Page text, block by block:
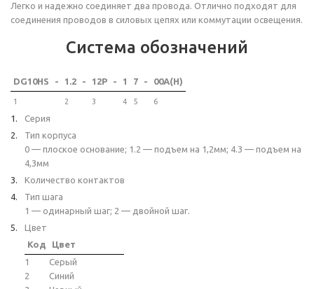
Легко и надежно соединяет два провода. Отлично подходят для
соединения проводов в силовых цепях или коммутации освещения.
Система обозначений
DG10HS - 1.2 - 12P - 1 7 - 00A(H)
1 2 3 4 5 6
Серия
Тип корпуса
0 — плоское основание; 1.2 — подъем на 1,2мм; 4.3 — подъем на
4,3мм
Количество контактов
Тип шага
1 — одинарный шаг; 2 — двойной шаг.
Цвет
Код
Цвет
1
Серый
2
Синий